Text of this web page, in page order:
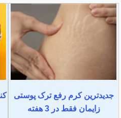
جدیدترین کرم رفع ترک پوستی
زایمان فقط در 3 هفته